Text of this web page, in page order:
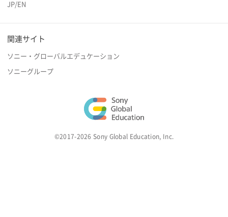
JP/EN
関連サイト
ソニー・グローバルエデュケーション
ソニーグループ
©2017-2026 Sony Global Education, Inc.